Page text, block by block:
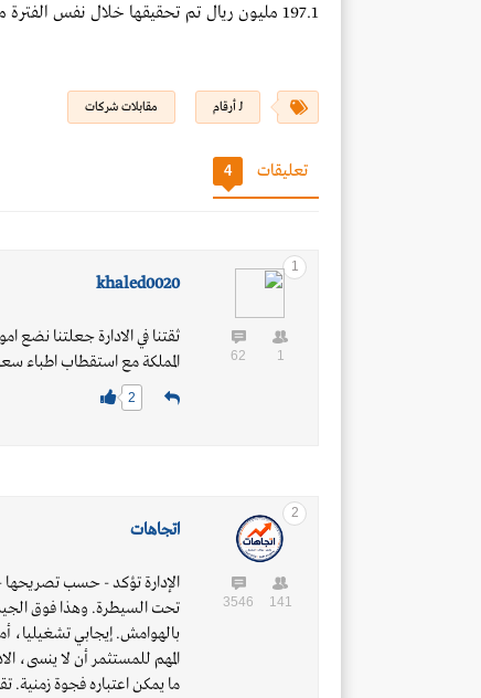
197.1 مليون ريال تم تحقيقها خلال نفس الفترة من عام 2025.
لـ أرقام مقابلات شركات
تعليقات 4
1
1
62
khaled0020
ثقتنا في الادارة جعلتنا نضع
المملكة مع استقطاب اطباء
2
2
141
3546
اتجاهات
الإدارة تؤكد - حسب تصريحها
تحت السيطرة. وهذا فوق
بالهوامش. إيجابي تشغيليا،